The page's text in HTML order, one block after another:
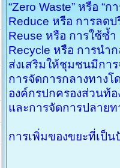
“Zero Waste” หรือ “
Reduce หรือ การลด
Reuse หรือ การใช้ซ้ำ
Recycle หรือ การนำ
ส่งเสริมให้ชุมชนมีกา
การจัดการกลางทาง
องค์กรปกครองส่วนท้
และการจัดการปลาย
การเพิ่มของขยะที่เป็